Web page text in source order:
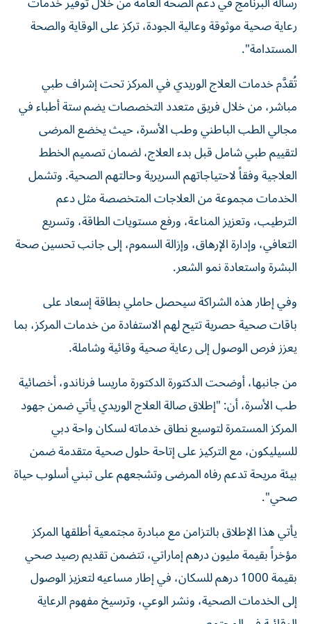
رعاية صحية موثوقة وعالية الجودة، تركز على الوقاية والصحة
المستدامة".
تُقدَّم خدمات العلاج الوريدي في المركز تحت إشراف طبي
مباشر، من خلال فريق متعدد التخصصات يضم ستة أطباء في
مجالي الطب الباطني وطب الأسرة، حيث يخضع المرضى
لتقييم طبي شامل قبل بدء العلاج، لضمان تصميم الخطط
العلاجية وفقاً لاحتياجاتهم السريرية وحالتهم الصحية. وتشمل
الخدمات مجموعة من العلاجات المتخصصة مثل دعم
الترطيب، وتعزيز المناعة، ورفع مستويات الطاقة، وتسريع
التعافي، وإدارة الإرهاق، وإزالة السموم، إلى جانب تحسين صحة
البشرة واستعادة نمو الشعر.
وفي إطار هذه الشراكة سيحصل حاملي بطاقة إسعاد على
باقات صحية حصرية تتيح لهم الاستفادة من خدمات المركز، بما
يعزز فرص الوصول إلى رعاية صحية وقائية وشاملة.
من جانبها، أوضحت الدكتورة الدكتورة ماريسا فرناندو، أخصائية
طب الأسرة، أن: "إطلاق صالة العلاج الوريدي يأتي ضمن جهود
المركز المستمرة لتوسيع نطاق خدماته لسكان واحة دبي
للسيليكون، مع التركيز على إتاحة حلول صحية متقدمة ضمن
بيئة مريحة تدعم رفاه المرضى وتشجعهم على تبني أسلوب حياة
صحي".
يأتي هذا الإطلاق بالتزامن مع مبادرة مجتمعية أطلقها المركز
مؤخراً بقيمة مليون درهم إماراتي، تتضمن تقديم رصيد صحي
بقيمة 1000 درهم للسكان، في إطار مساعيه لتعزيز الوصول
إلى الخدمات الصحية، ونشر الوعي، وترسيخ مفهوم الرعاية